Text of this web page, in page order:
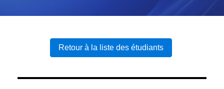
Retour à la liste des étudiants